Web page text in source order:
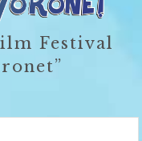
Festival